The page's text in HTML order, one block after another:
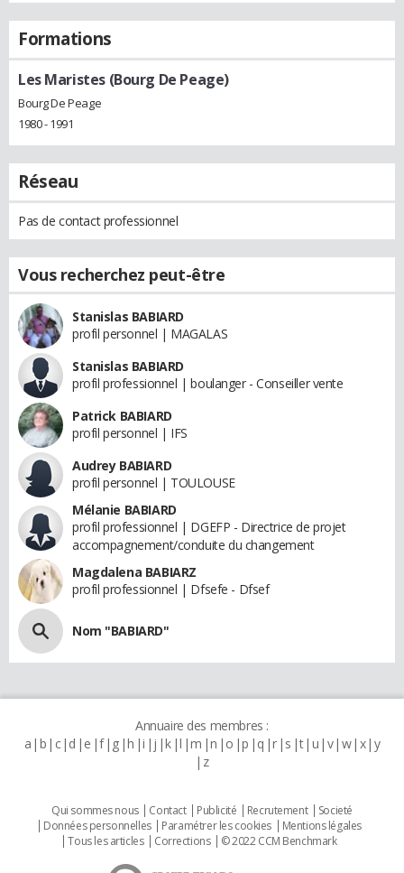
Formations
Les Maristes (Bourg De Peage)
Bourg De Peage
1980 - 1991
Réseau
Pas de contact professionnel
Vous recherchez peut-être
Stanislas BABIARD
profil personnel | MAGALAS
Stanislas BABIARD
profil professionnel | boulanger - Conseiller vente
Patrick BABIARD
profil personnel | IFS
Audrey BABIARD
profil personnel | TOULOUSE
Mélanie BABIARD
profil professionnel | DGEFP - Directrice de projet
accompagnement/conduite du changement
Magdalena BABIARZ
profil professionnel | Dfsefe - Dfsef
Nom "BABIARD"
Annuaire des membres :
a b c d e f g h i j k l m n o p q r s t u v w x y
z
Qui sommes nous Contact Publicité Recrutement
Societé
Données personnelles
Paramétrer les cookies
Mentions légales
Tous les articles
Corrections © 2022 CCM Benchmark